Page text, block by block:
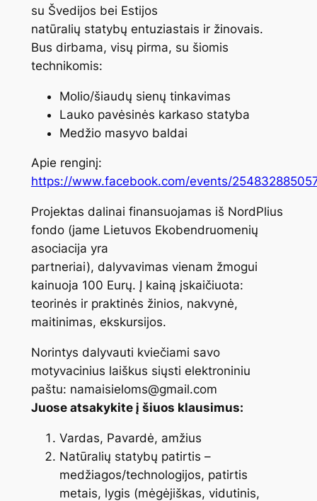
su Švedijos bei Estijos
natūralių statybų entuziastais ir žinovais.
Bus dirbama, visų pirma, su šiomis
technikomis:
Molio/šiaudų sienų tinkavimas
Lauko pavėsinės karkaso statyba
Medžio masyvo baldai
Apie renginį:
https://www.facebook.com/events/
Projektas dalinai finansuojamas iš NordPlius
fondo (jame Lietuvos Ekobendruomenių
asociacija yra
partneriai), dalyvavimas vienam žmogui
kainuoja 100 Eurų. Į kainą įskaičiuota:
teorinės ir praktinės žinios, nakvynė,
maitinimas, ekskursijos.
Norintys dalyvauti kviečiami savo
motyvacinius laiškus siųsti elektroniniu
paštu: namaisieloms@gmail.com
Juose atsakykite į šiuos klausimus:
Vardas, Pavardė, amžius
Natūralių statybų patirtis –
medžiagos/technologijos, patirtis
metais, lygis (mėgėjiškas, vidutinis,